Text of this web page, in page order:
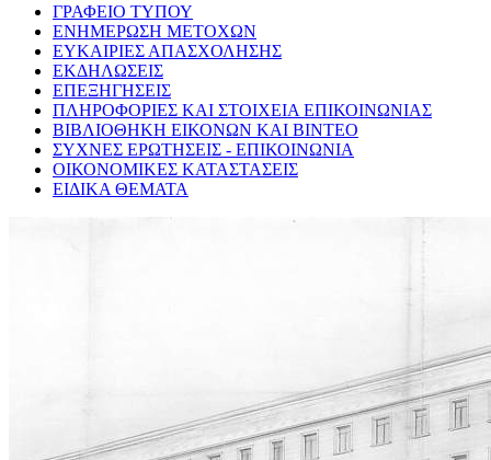
ΓΡΑΦΕΙΟ ΤΥΠΟΥ
ΕΝΗΜΕΡΩΣΗ ΜΕΤΟΧΩΝ
ΕΥΚΑΙΡΙΕΣ ΑΠΑΣΧΟΛΗΣΗΣ
ΕΚΔΗΛΩΣΕΙΣ
ΕΠΕΞΗΓΗΣΕΙΣ
ΠΛΗΡΟΦΟΡΙΕΣ ΚΑΙ ΣΤΟΙΧΕΙΑ ΕΠΙΚΟΙΝΩΝΙΑΣ
ΒΙΒΛΙΟΘΗΚΗ ΕΙΚΟΝΩΝ ΚΑΙ ΒΙΝΤΕΟ
ΣΥΧΝΕΣ ΕΡΩΤΗΣΕΙΣ - ΕΠΙΚΟΙΝΩΝΙΑ
ΟΙΚΟΝΟΜΙΚΕΣ ΚΑΤΑΣΤΑΣΕΙΣ
ΕΙΔΙΚΑ ΘΕΜΑΤΑ